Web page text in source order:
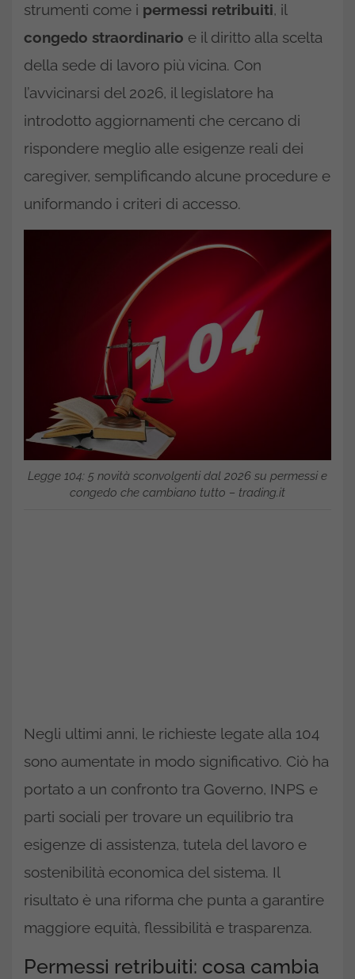
strumenti come i permessi retribuiti, il
congedo straordinario e il diritto alla scelta
della sede di lavoro più vicina. Con
l’avvicinarsi del 2026, il legislatore ha
introdotto aggiornamenti che cercano di
rispondere meglio alle esigenze reali dei
caregiver, semplificando alcune procedure e
uniformando i criteri di accesso.
Legge 104: 5 novità sconvolgenti dal 2026 su permessi e
congedo che cambiano tutto – trading.it
Negli ultimi anni, le richieste legate alla 104
sono aumentate in modo significativo. Ciò ha
portato a un confronto tra Governo, INPS e
parti sociali per trovare un equilibrio tra
esigenze di assistenza, tutela del lavoro e
sostenibilità economica del sistema. Il
risultato è una riforma che punta a garantire
maggiore equità, flessibilità e trasparenza.
Permessi retribuiti: cosa cambia